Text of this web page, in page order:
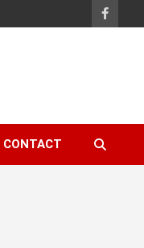
CONTACT